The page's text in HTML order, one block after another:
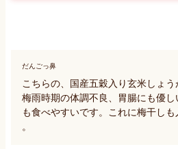
だんごっ鼻
こちらの、国産五穀入り玄米しょ
梅雨時期の体調不良、胃腸にも優
も食べやすいです。これに梅干し
。